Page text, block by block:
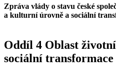
Zpráva vlády o stavu české
a kulturní úrovně a sociální
Oddíl 4 Oblast
sociální transformace